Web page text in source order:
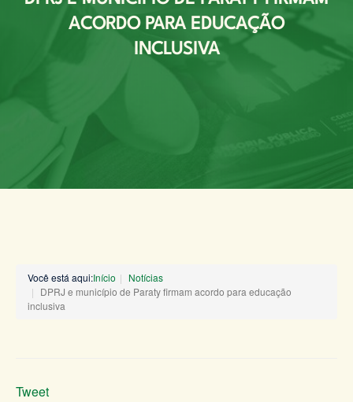
ACORDO PARA EDUCAÇÃO
INCLUSIVA
Você está aqui:Início
Notícias
DPRJ e município de Paraty firmam acordo para educação
inclusiva
Tweet